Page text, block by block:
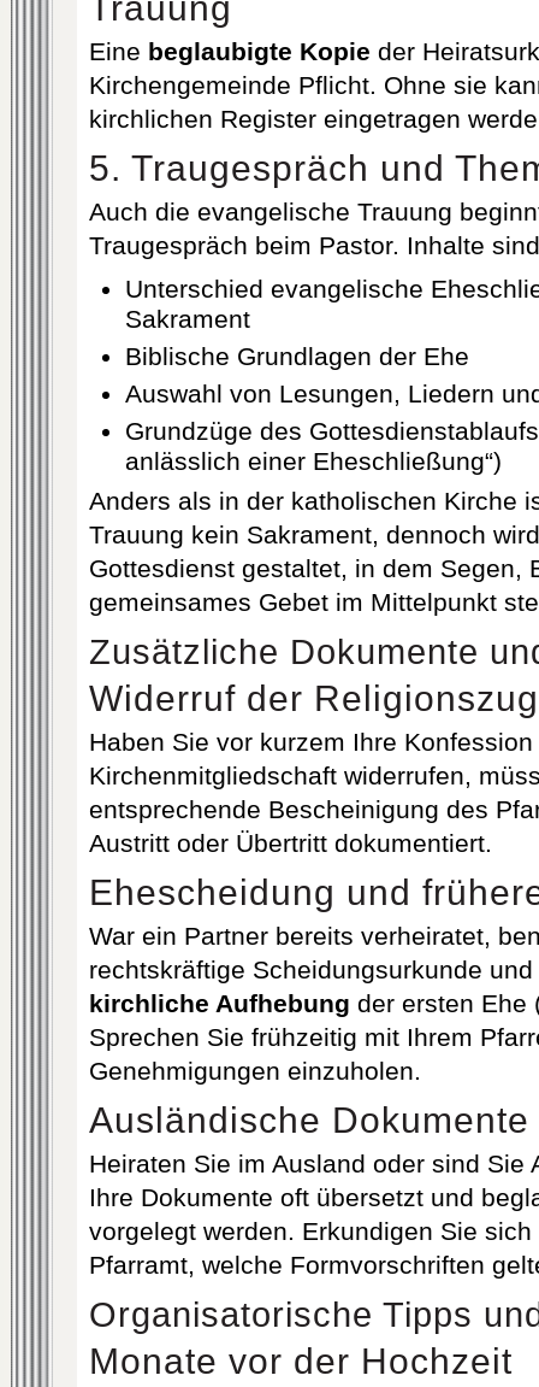
Eine beglaubigte Kopie der
Kirchengemeinde Pflicht. Ohne sie
kirchlichen Register eingetragen
5. Traugespräch und
Auch die evangelische Trauung
Traugespräch beim Pastor. Inhalte
Unterschied evangelische
Sakrament
Biblische Grundlagen der Ehe
Auswahl von Lesungen, Liedern
Grundzüge des
anlässlich einer Eheschließung“)
Anders als in der katholischen Kirche
Trauung kein Sakrament, dennoch
Gottesdienst gestaltet, in dem Segen,
gemeinsames Gebet im Mittelpunkt
Zusätzliche Dokumente
Widerruf der
Haben Sie vor kurzem Ihre
Kirchenmitgliedschaft widerrufen,
entsprechende Bescheinigung des
Austritt oder Übertritt dokumentiert.
Ehescheidung und
War ein Partner bereits verheiratet,
rechtskräftige Scheidungsurkunde
kirchliche Aufhebung der ersten Ehe
Sprechen Sie frühzeitig mit Ihrem
Genehmigungen einzuholen.
Ausländische Dokumente
Heiraten Sie im Ausland oder sind Sie
Ihre Dokumente oft übersetzt und
vorgelegt werden. Erkundigen Sie
Pfarramt, welche Formvorschriften
Organisatorische Tipps
Monate vor der Hochzeit